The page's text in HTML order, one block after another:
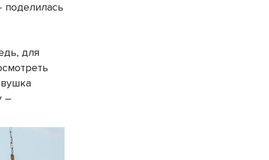
- поделилась
для
–